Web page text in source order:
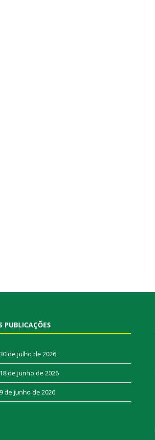
PUBLICAÇÕES
30 de julho de 2026
18 de junho de 2026
9 de junho de 2026